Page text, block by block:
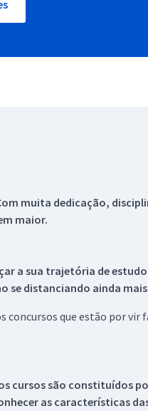
muita dedicação,
maior.
a sua trajetória de
se distanciando ainda
que estão por vir
cursos são constituídos
as características